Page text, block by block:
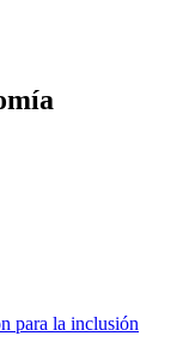
para la inclusión